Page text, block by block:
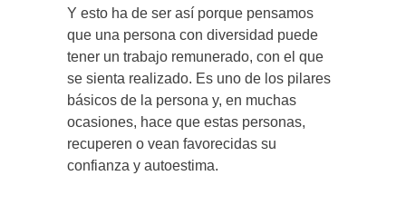
Y esto ha de ser así porque pensamos
que una persona con diversidad puede
tener un trabajo remunerado, con el que
se sienta realizado. Es uno de los pilares
básicos de la persona y, en muchas
ocasiones, hace que estas personas,
recuperen o vean favorecidas su
confianza y autoestima.